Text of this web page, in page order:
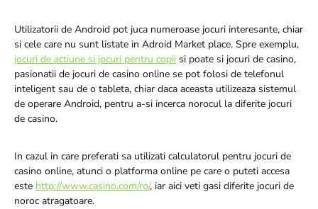
Utilizatorii de Android pot juca numeroase jocuri interesante, chiar
si cele care nu sunt listate in Adroid Market place. Spre exemplu,
jocuri de actiune si jocuri pentru copii si poate si jocuri de casino,
pasionatii de jocuri de casino online se pot folosi de telefonul
inteligent sau de o tableta, chiar daca aceasta utilizeaza sistemul
de operare Android, pentru a-si incerca norocul la diferite jocuri
de casino.
In cazul in care preferati sa utilizati calculatorul pentru jocuri de
casino online, atunci o platforma online pe care o puteti accesa
este http://www.casino.com/ro/, iar aici veti gasi diferite jocuri de
noroc atragatoare.